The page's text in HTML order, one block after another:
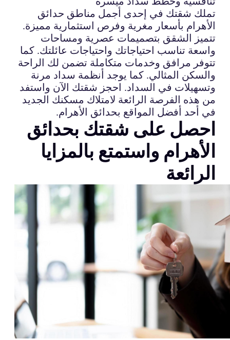
تملك شقتك في إحدى أجمل مناطق حدائق
الأهرام بأسعار مغرية وفرص استثمارية مميزة.
تتميز الشقق بتصميمات عصرية ومساحات
واسعة تناسب احتياجاتك واحتياجات عائلتك. كما
تتوفر مرافق وخدمات متكاملة تضمن لك الراحة
والسكن المثالي. كما يوجد أنظمة سداد مرنة
وتسهيلات في السداد. احجز شقتك الآن واستفد
من هذه الفرصة الرائعة لامتلاك مسكنك الجديد
في أحد أفضل المواقع بحدائق الأهرام.
احصل على شقتك بحدائق
الأهرام واستمتع بالمزايا
الرائعة